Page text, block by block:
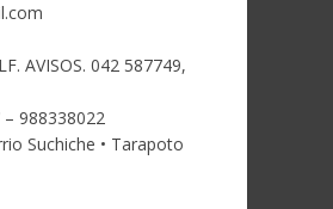
AVISOS. 042 587749,
– 988338022
Suchiche • Tarapoto